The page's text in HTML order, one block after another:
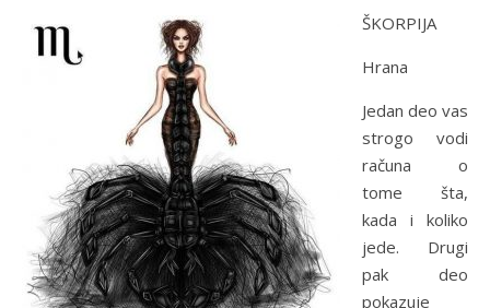
ŠKORPIJA
Hrana
Jedan deo vas
strogo vodi
računa o
tome šta,
kada i koliko
jede. Drugi
pak deo
pokazuje